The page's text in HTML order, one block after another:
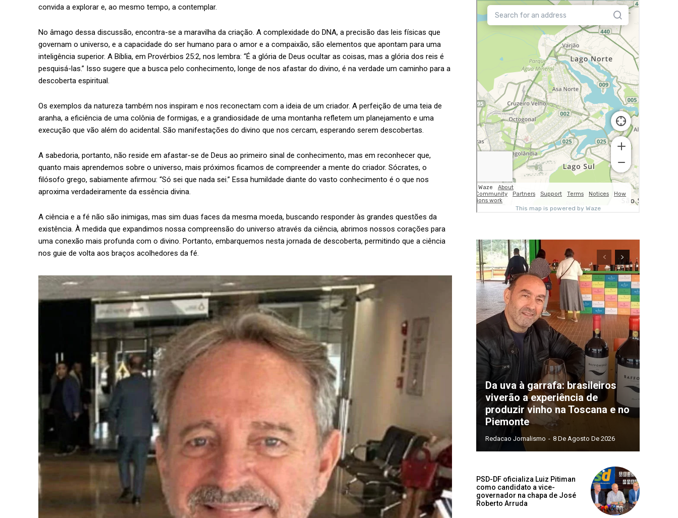
convida a explorar e, ao mesmo tempo, a contemplar.
No âmago dessa discussão, encontra-se a maravilha da criação. A complexidade do DNA, a precisão das leis físicas que
governam o universo, e a capacidade do ser humano para o amor e a compaixão, são elementos que apontam para uma
inteligência superior. A Bíblia, em Provérbios 25:2, nos lembra: “É a glória de Deus ocultar as coisas, mas a glória dos reis é
pesquisá-las.” Isso sugere que a busca pelo conhecimento, longe de nos afastar do divino, é na verdade um caminho para a
descoberta espiritual.
Os exemplos da natureza também nos inspiram e nos reconectam com a ideia de um criador. A perfeição de uma teia de
aranha, a eficiência de uma colônia de formigas, e a grandiosidade de uma montanha refletem um planejamento e uma
execução que vão além do acidental. São manifestações do divino que nos cercam, esperando serem descobertas.
A sabedoria, portanto, não reside em afastar-se de Deus ao primeiro sinal de conhecimento, mas em reconhecer que,
quanto mais aprendemos sobre o universo, mais próximos ficamos de compreender a mente do criador. Sócrates, o
filósofo grego, sabiamente afirmou: “Só sei que nada sei.” Essa humildade diante do vasto conhecimento é o que nos
aproxima verdadeiramente da essência divina.
A ciência e a fé não são inimigas, mas sim duas faces da mesma moeda, buscando responder às grandes questões da
existência. À medida que expandimos nossa compreensão do universo através da ciência, abrimos nossos corações para
uma conexão mais profunda com o divino. Portanto, embarquemos nesta jornada de descoberta, permitindo que a ciência
nos guie de volta aos braços acolhedores da fé.
Da uva à garrafa: brasileiros
viverão a experiência de
produzir vinho na Toscana e no
Piemonte
Redacao Jornalismo - 8 De Agosto De 2026
PSD-DF oficializa Luiz Pitiman
como candidato a vice-
governador na chapa de José
Roberto Arruda